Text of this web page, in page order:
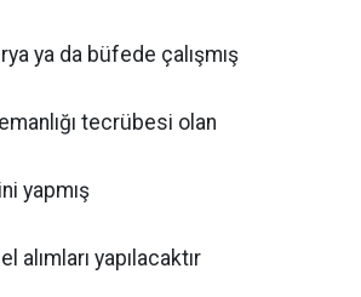
ya da büfede çalışmış
tecrübesi olan
yapmış
alımları yapılacaktır